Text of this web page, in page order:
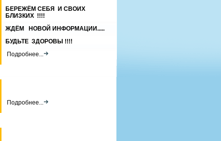
БЕРЕЖЁМ СЕБЯ И СВОИХ
БЛИЗКИХ !!!!
ЖДЁМ НОВОЙ ИНФОРМАЦИИ.....
БУДЬТЕ ЗДОРОВЫ !!!!
Подробнее...
Подробнее...